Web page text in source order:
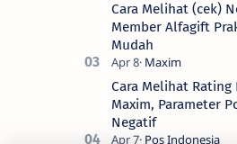
Cara Melihat (cek)
Member Alfagift
Mudah
Cara Melihat Rating
Maxim, Parameter
Negatif